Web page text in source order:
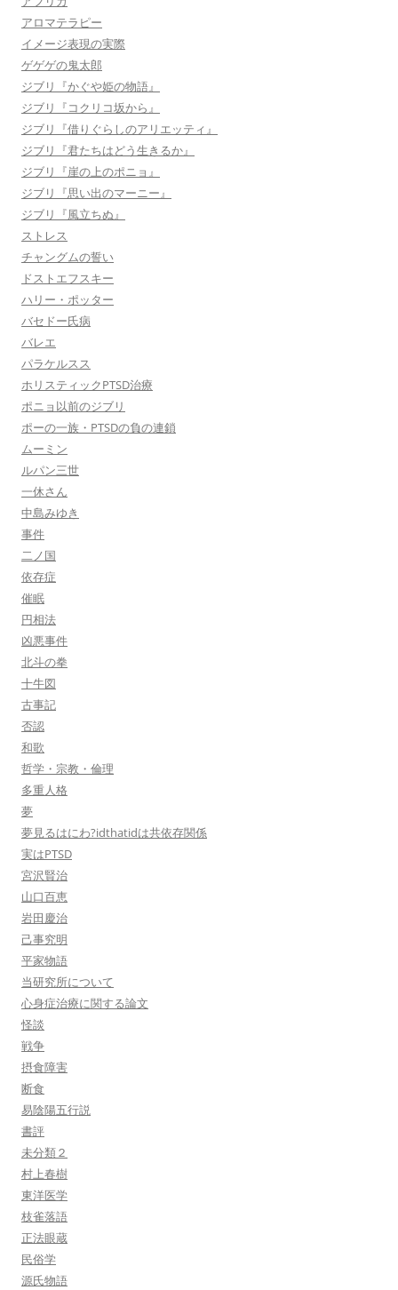
アロマテラピー
イメージ表現の実際
ゲゲゲの鬼太郎
ジブリ『かぐや姫の物語』
ジブリ『コクリコ坂から』
ジブリ『借りぐらしのアリエッティ』
ジブリ『君たちはどう生きるか』
ジブリ『崖の上のポニョ』
ジブリ『思い出のマーニー』
ジブリ『風立ちぬ』
ストレス
チャングムの誓い
ドストエフスキー
ハリー・ポッター
バセドー氏病
バレエ
パラケルスス
ホリスティックPTSD治療
ポニョ以前のジブリ
ポーの一族・PTSDの負の連鎖
ムーミン
ルパン三世
一休さん
中島みゆき
事件
二ノ国
依存症
催眠
円相法
凶悪事件
北斗の拳
十牛図
古事記
否認
和歌
哲学・宗教・倫理
多重人格
夢
夢見るはにわ?idthatidは共依存関係
実はPTSD
宮沢賢治
山口百恵
岩田慶治
己事究明
平家物語
当研究所について
心身症治療に関する論文
怪談
戦争
摂食障害
断食
易陰陽五行説
書評
未分類２
村上春樹
東洋医学
枝雀落語
正法眼蔵
民俗学
源氏物語